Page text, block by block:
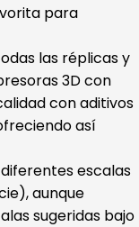
para
las réplicas y
3D con
con aditivos
así
escalas
aunque
sugeridas bajo